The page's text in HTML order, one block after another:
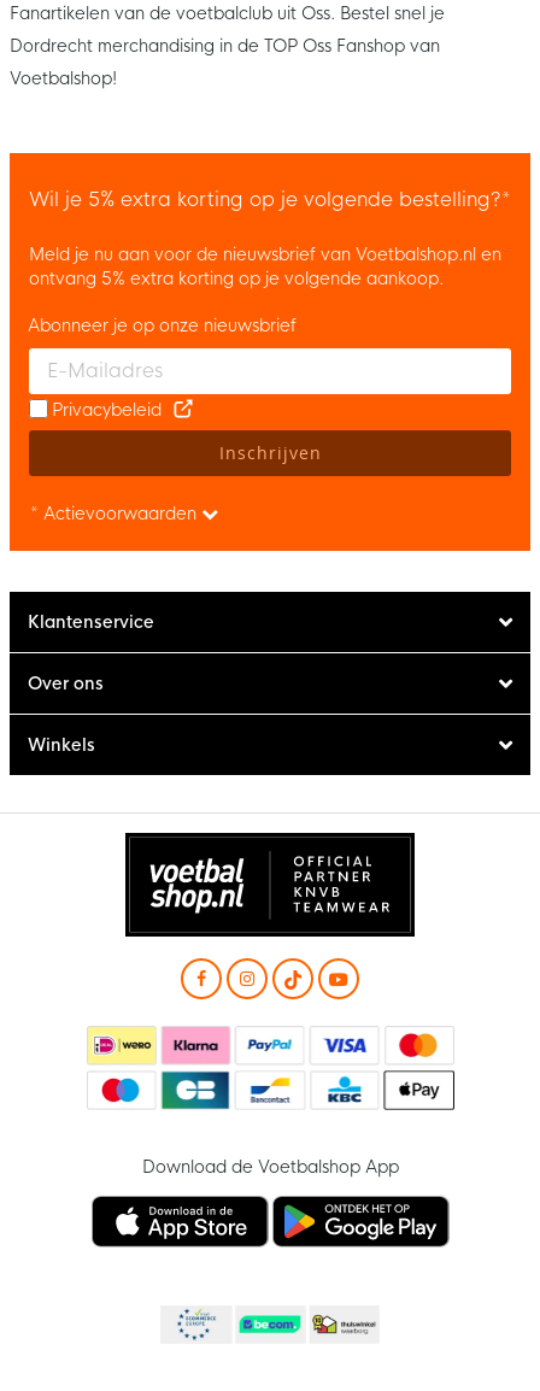
Fanartikelen van de voetbalclub uit Oss. Bestel snel je
Dordrecht merchandising in de TOP Oss Fanshop van
Voetbalshop!
Wil je 5% extra korting op je volgende bestelling?*
Meld je nu aan voor de nieuwsbrief van Voetbalshop.nl en
ontvang 5% extra korting op je volgende aankoop.
Enter your email and accept the privacy policy to subscribe to
Abonneer je op onze nieuwsbrief
Privacybeleid
Inschrijven
* Actievoorwaarden
Klantenservice
Over ons
Winkels
Download de Voetbalshop App